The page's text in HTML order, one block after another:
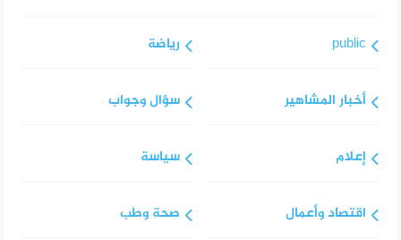
public
أخبار المشاهير
إعلام
اقتصاد وأعمال
رياضة
سؤال وجواب
سياسة
صحة وطب